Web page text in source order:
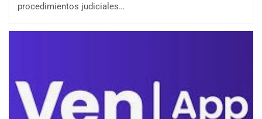
procedimientos judiciales…